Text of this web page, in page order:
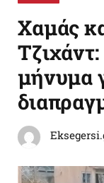
Χαμάς
μήνυμα